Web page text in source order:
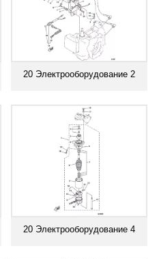
20 Электрооборудование 2
20 Электрооборудование 4